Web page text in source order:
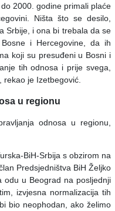
2000. godine primali plaće
Ništa što se desilo,
Srbije, i ona bi trebala da se
i Hercegovine, da ih
koji su presuđeni u Bosni i
tih odnosa i prije svega,
je Izetbegović.
u regionu
odnosa u regionu,
BiH-Srbija s obzirom na
Predsjedništva BiH Željko
odu u Beograd na posljednji
izvjesna normalizacija tih
bio neophodan, ako želimo